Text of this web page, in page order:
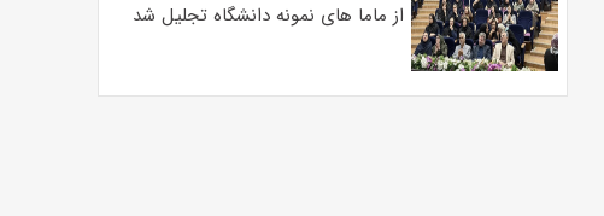
از ماما های نمونه دانشگاه تجلیل شد